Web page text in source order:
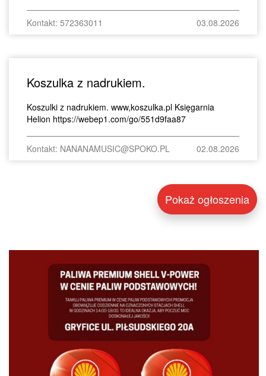
Kontakt: 572363011 03.08.2026
Koszulka z nadrukiem.
Koszulki z nadrukiem. www,koszulka.pl Księgarnia
Helion https://webep1.com/go/551d9faa87
Kontakt: NANANAMUSIC@SPOKO.PL 02.08.2026
Pokaż ogłoszenia